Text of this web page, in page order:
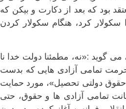
بود که بعد از دکارت و بیکن که
کرد، هنگام سکولار کردن
گوید :«نه، مطمئنا دولت خدا نا
حرمت تمامی آزادی هایی که بدست
دولتی تحصیل»، مورد حمایت
تمامی آزادی ها و حقوق، حتی